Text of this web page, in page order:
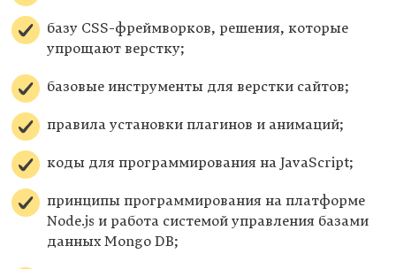
базу CSS-фреймворков, решения, которые
упрощают верстку;
базовые инструменты для верстки сайтов;
правила установки плагинов и анимаций;
коды для программирования на JavaScript;
принципы программирования на платформе
Node.js и работа системой управления базами
данных Mongo DB;